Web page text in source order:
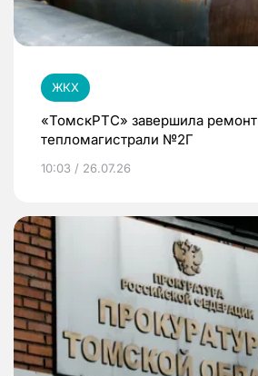
ЖКХ
«ТомскРТС» завершила ремонт
тепломагистрали №2Г
10:03 / 26.07.26